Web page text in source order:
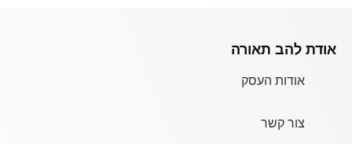
אודת להב תאורה
אודות העסק
צור קשר